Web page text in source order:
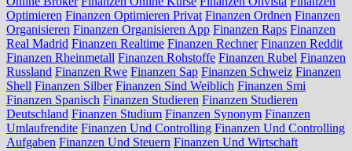
Optimieren Finanzen Optimieren Privat Finanzen Ordnen Finanzen
Organisieren Finanzen Organisieren App Finanzen Raps Finanzen
Real Madrid Finanzen Realtime Finanzen Rechner Finanzen Reddit
Finanzen Rheinmetall Finanzen Rohstoffe Finanzen Rubel Finanzen
Russland Finanzen Rwe Finanzen Sap Finanzen Schweiz Finanzen
Shell Finanzen Silber Finanzen Sind Weiblich Finanzen Smi
Finanzen Spanisch Finanzen Studieren Finanzen Studieren
Deutschland Finanzen Studium Finanzen Synonym Finanzen
Umlaufrendite Finanzen Und Controlling Finanzen Und Controlling
Aufgaben Finanzen Und Steuern Finanzen Und Wirtschaft